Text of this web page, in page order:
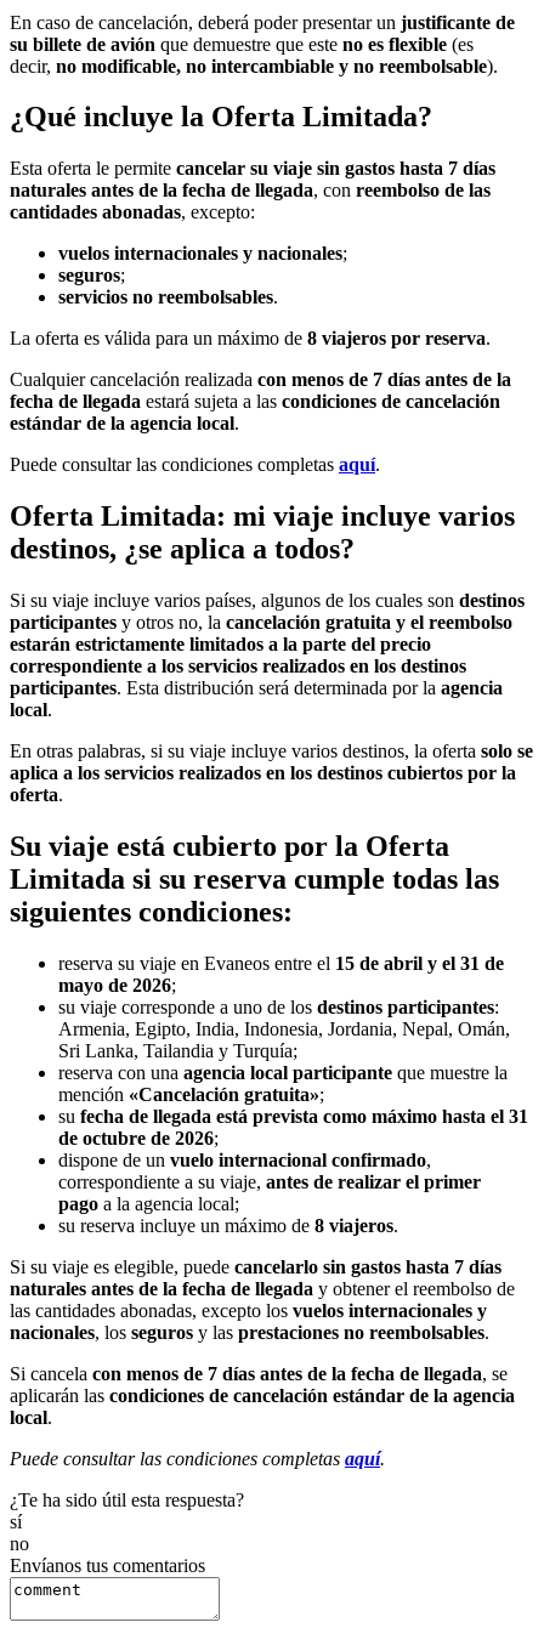
En caso de cancelación, deberá poder presentar un justificante de
su billete de avión que demuestre que este no es flexible (es
decir, no modificable, no intercambiable y no reembolsable).
¿Qué incluye la Oferta Limitada?
Esta oferta le permite cancelar su viaje sin gastos hasta 7 días
naturales antes de la fecha de llegada, con reembolso de las
cantidades abonadas, excepto:
vuelos internacionales y nacionales;
seguros;
servicios no reembolsables.
La oferta es válida para un máximo de 8 viajeros por reserva.
Cualquier cancelación realizada con menos de 7 días antes de la
fecha de llegada estará sujeta a las condiciones de cancelación
estándar de la agencia local.
Puede consultar las condiciones completas aquí.
Oferta Limitada: mi viaje incluye varios
destinos, ¿se aplica a todos?
Si su viaje incluye varios países, algunos de los cuales son destinos
participantes y otros no, la cancelación gratuita y el reembolso
estarán estrictamente limitados a la parte del precio
correspondiente a los servicios realizados en los destinos
participantes. Esta distribución será determinada por la agencia
local.
En otras palabras, si su viaje incluye varios destinos, la oferta solo se
aplica a los servicios realizados en los destinos cubiertos por la
oferta.
Su viaje está cubierto por la Oferta
Limitada si su reserva cumple todas las
siguientes condiciones:
reserva su viaje en Evaneos entre el 15 de abril y el 31 de
mayo de 2026;
su viaje corresponde a uno de los destinos participantes:
Armenia, Egipto, India, Indonesia, Jordania, Nepal, Omán,
Sri Lanka, Tailandia y Turquía;
reserva con una agencia local participante que muestre la
mención «Cancelación gratuita»;
su fecha de llegada está prevista como máximo hasta el 31
de octubre de 2026;
dispone de un vuelo internacional confirmado,
correspondiente a su viaje, antes de realizar el primer
pago a la agencia local;
su reserva incluye un máximo de 8 viajeros.
Si su viaje es elegible, puede cancelarlo sin gastos hasta 7 días
naturales antes de la fecha de llegada y obtener el reembolso de
las cantidades abonadas, excepto los vuelos internacionales y
nacionales, los seguros y las prestaciones no reembolsables.
Si cancela con menos de 7 días antes de la fecha de llegada, se
aplicarán las condiciones de cancelación estándar de la agencia
local.
Puede consultar las condiciones completas aquí.
¿Te ha sido útil esta respuesta?
sí
no
Envíanos tus comentarios